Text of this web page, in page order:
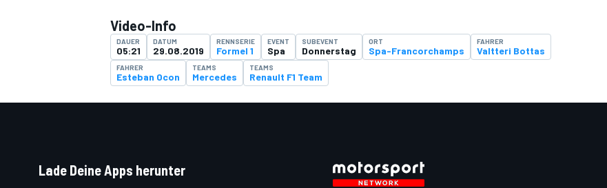
Video-Info
DAUER
05:21
DATUM
29.08.2019
RENNSERIE
Formel 1
EVENT
Spa
SUBEVENT
Donnerstag
ORT
Spa-Francorchamps
FAHRER
Valtteri Bottas
FAHRER
Esteban Ocon
TEAMS
Mercedes
TEAMS
Renault F1 Team
Lade Deine Apps herunter